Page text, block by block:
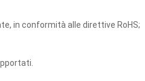
in conformità alle direttive RoHS;